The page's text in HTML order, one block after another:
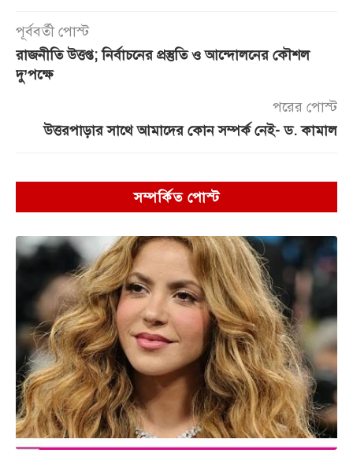
পূর্ববর্তী পোস্ট
রাজনীতি উত্তপ্ত; নির্বাচনের প্রস্তুতি ও আন্দোলনের কৌশল
দু’পক্ষে
পরের পোস্ট
উত্তরপাড়ার সাথে আমাদের কোন সম্পর্ক নেই- ড. কামাল
সম্পর্কিত পোস্ট